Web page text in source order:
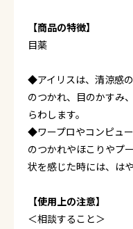
【商品の特徴】
目薬
◆アイリスは、清涼感
のつかれ、目のかすみ
らわします。
◆ワープロやコンピュ
のつかれやほこりやプ
状を感じた時には、は
【使用上の注意】
＜相談すること＞